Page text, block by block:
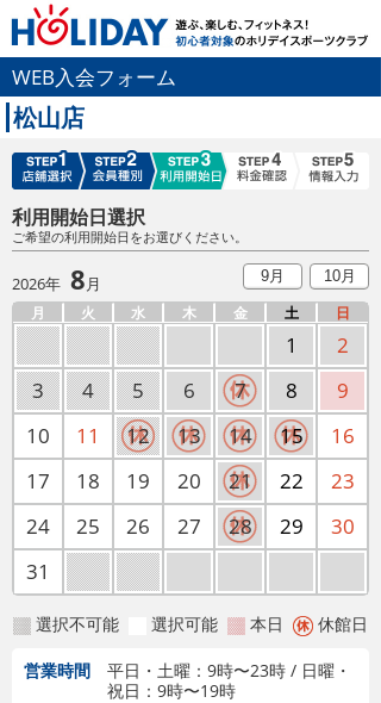
WEB入会フォーム
松山店
利用開始日選択
ご希望の利用開始日をお選びください。
2026年 8月 9月 10月
月 火 水 木 金 土 日
1
2
3
4 5 6 7 8
9
10
11 12 13 14 15
16
17
18 19 20 21 22
23
24
25 26 27 28 29
30
31
選択不可能 選択可能 本日 休館日
営業時間
平日・土曜：9時〜23時 / 日曜・
祝日：9時〜19時